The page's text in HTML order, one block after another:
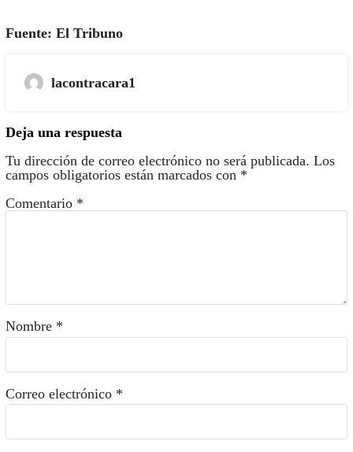
Fuente: El Tribuno
lacontracara1
Deja una respuesta
Tu dirección de correo electrónico no será publicada. Los
campos obligatorios están marcados con *
Comentario *
Nombre *
Correo electrónico *